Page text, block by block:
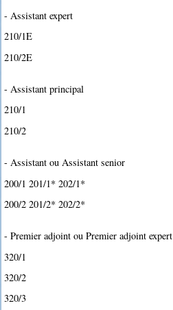
- Assistant expert
210/1E
210/2E
- Assistant principal
210/1
210/2
- Assistant ou Assistant senior
200/1 201/1* 202/1*
200/2 201/2* 202/2*
- Premier adjoint ou Premier adjoint expert
320/1
320/2
320/3